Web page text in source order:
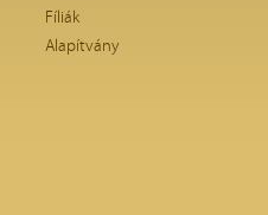
Fíliák
Alapítvány